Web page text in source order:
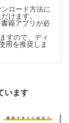
すくなるのは、な
い薬があるけど、
うこと？
ど、味だけ
って言う
なぜ？
ロード方法に
けます。
籍アプリが必
すので、ディ
用を推奨しま
います